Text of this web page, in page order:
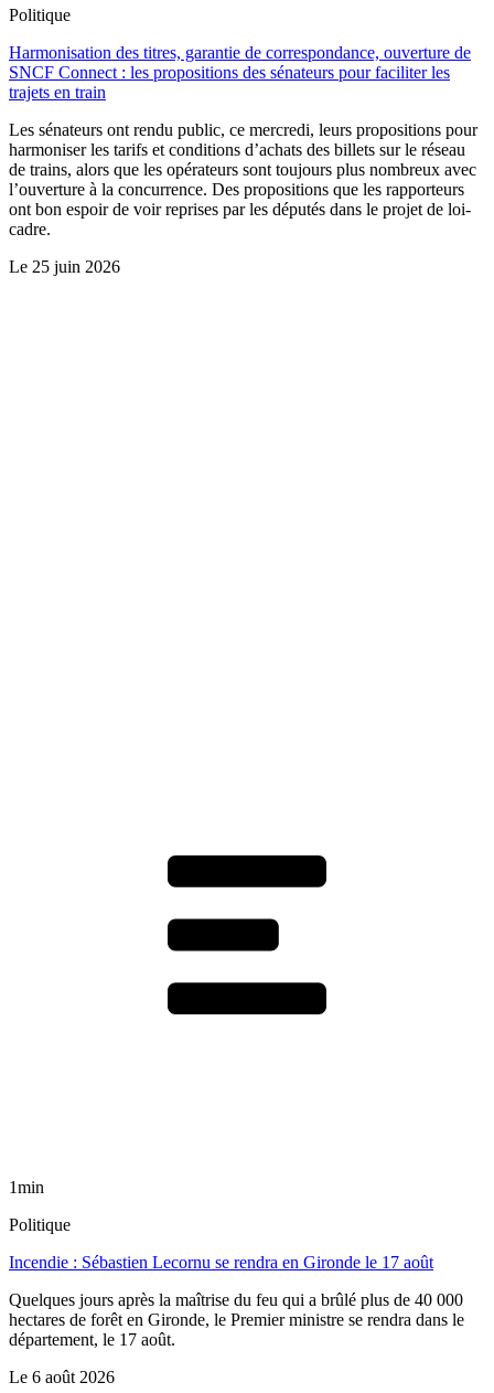
Politique
Harmonisation des titres, garantie de correspondance, ouverture de
SNCF Connect : les propositions des sénateurs pour faciliter les
trajets en train
Les sénateurs ont rendu public, ce mercredi, leurs propositions pour
harmoniser les tarifs et conditions d’achats des billets sur le réseau
de trains, alors que les opérateurs sont toujours plus nombreux avec
l’ouverture à la concurrence. Des propositions que les rapporteurs
ont bon espoir de voir reprises par les députés dans le projet de loi-
cadre.
Le 25 juin 2026
1min
Politique
Incendie : Sébastien Lecornu se rendra en Gironde le 17 août
Quelques jours après la maîtrise du feu qui a brûlé plus de 40 000
hectares de forêt en Gironde, le Premier ministre se rendra dans le
département, le 17 août.
Le 6 août 2026